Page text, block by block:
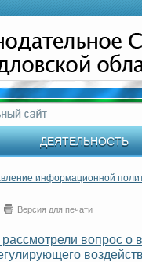
ДЕЯТЕЛЬНОСТЬ
информационной
Версия для печати
вопрос о